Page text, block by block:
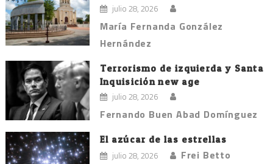
julio 28, 2026
María Fernanda González
Hernández
Terrorismo de izquierda y Santa
Inquisición new age
julio 28, 2026
Fernando Buen Abad Domínguez
El azúcar de las estrellas
julio 28, 2026 Frei Betto